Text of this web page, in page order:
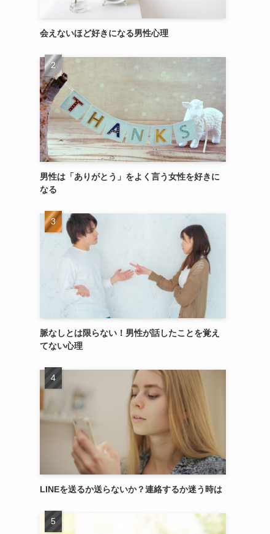
会えないほど好きになる男性心理
男性は「ありがとう」をよく言う女性を好きに
なる
脈なしとは限らない！男性が話したことを覚え
てない心理
LINEを送るか送らないか？連絡するか迷う時は